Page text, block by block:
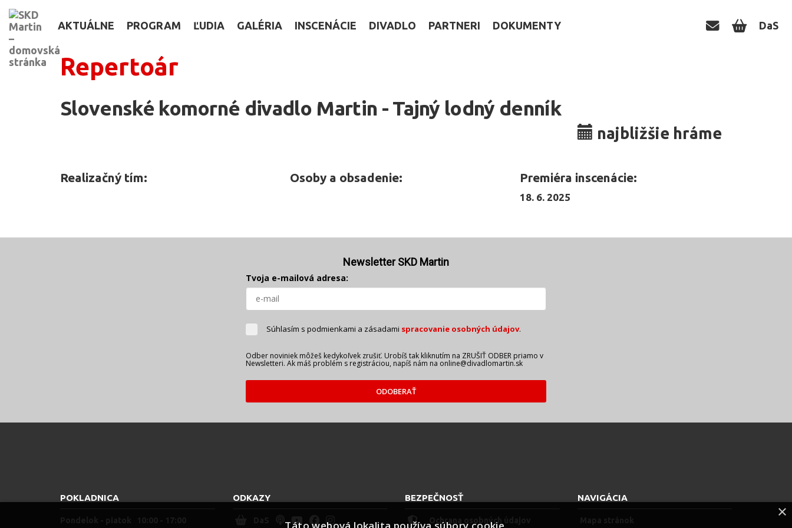
AKTUÁLNE PROGRAM ĽUDIA GALÉRIA INSCENÁCIE DIVADLO PARTNERI DOKUMENTY DaS
Repertoár
Slovenské komorné divadlo Martin - Tajný lodný denník
najbližšie hráme
Realizačný tím: Osoby a obsadenie: Premiéra inscenácie:
18. 6. 2025
Newsletter SKD Martin
Tvoja e-mailová adresa:
Súhlasím s podmienkami a zásadami spracovanie osobných údajov.
Odber noviniek môžeš kedykoľvek zrušiť. Urobíš tak kliknutím na ZRUŠIŤ ODBER priamo v
Newsletteri. Ak máš problém s registráciou, napíš nám na online@divadlomartin.sk
ODOBERAŤ
POKLADNICA ODKAZY BEZPEČNOSŤ
Ochrana osobných údajov
NAVIGÁCIA
×